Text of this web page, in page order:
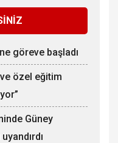
göreve başladı
ve özel eğitim
Güney